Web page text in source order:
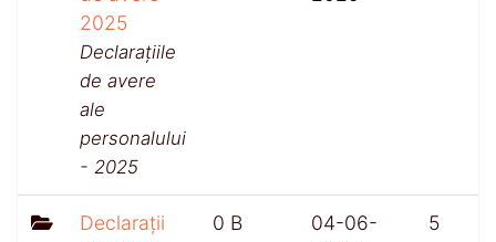
2025
Declarațiile
de avere
ale
personalului
- 2025
Declarații
0 B
04-06-
5